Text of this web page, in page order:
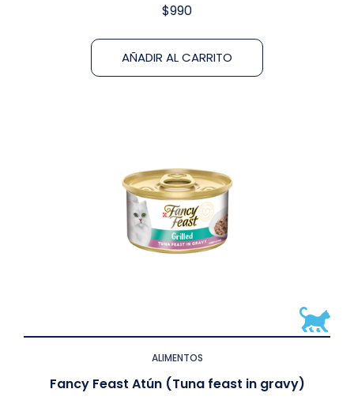
$990
AÑADIR AL CARRITO
ALIMENTOS
Fancy Feast Atún (Tuna feast in gravy)